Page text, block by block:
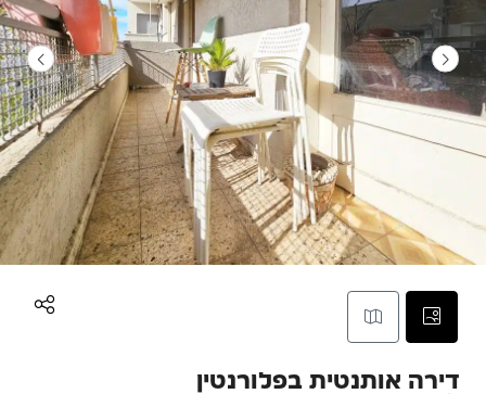
דירה אותנטית בפלורנטין